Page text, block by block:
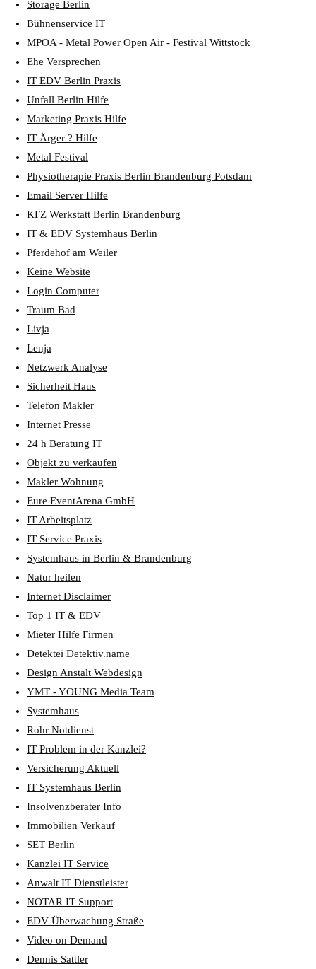
Storage Berlin
Bühnenservice IT
MPOA - Metal Power Open Air - Festival Wittstock
Ehe Versprechen
IT EDV Berlin Praxis
Unfall Berlin Hilfe
Marketing Praxis Hilfe
IT Ärger ? Hilfe
Metal Festival
Physiotherapie Praxis Berlin Brandenburg Potsdam
Email Server Hilfe
KFZ Werkstatt Berlin Brandenburg
IT & EDV Systemhaus Berlin
Pferdehof am Weiler
Keine Website
Login Computer
Traum Bad
Livja
Lenja
Netzwerk Analyse
Sicherheit Haus
Telefon Makler
Internet Presse
24 h Beratung IT
Objekt zu verkaufen
Makler Wohnung
Eure EventArena GmbH
IT Arbeitsplatz
IT Service Praxis
Systemhaus in Berlin & Brandenburg
Natur heilen
Internet Disclaimer
Top 1 IT & EDV
Mieter Hilfe Firmen
Detektei Detektiv.name
Design Anstalt Webdesign
YMT - YOUNG Media Team
Systemhaus
Rohr Notdienst
IT Problem in der Kanzlei?
Versicherung Aktuell
IT Systemhaus Berlin
Insolvenzberater Info
Immobilien Verkauf
SET Berlin
Kanzlei IT Service
Anwalt IT Dienstleister
NOTAR IT Support
EDV Überwachung Straße
Video on Demand
Dennis Sattler